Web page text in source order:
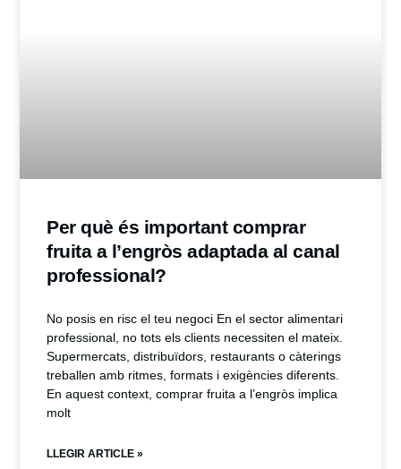
Per què és important comprar
fruita a l’engròs adaptada al canal
professional?
No posis en risc el teu negoci En el sector alimentari
professional, no tots els clients necessiten el mateix.
Supermercats, distribuïdors, restaurants o càterings
treballen amb ritmes, formats i exigències diferents.
En aquest context, comprar fruita a l’engròs implica
molt
LLEGIR ARTICLE »